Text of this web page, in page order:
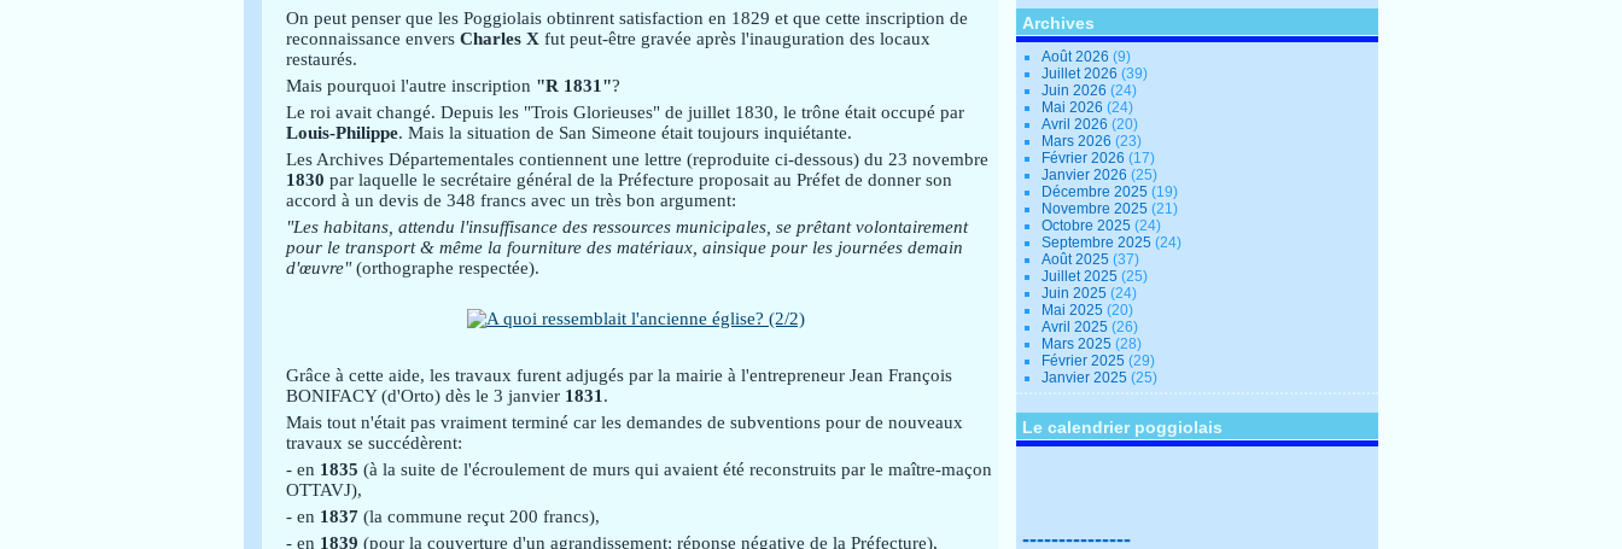
On peut penser que les Poggiolais obtinrent satisfaction en 1829 et que cette inscription de
reconnaissance envers Charles X fut peut-être gravée après l'inauguration des locaux
restaurés.
Mais pourquoi l'autre inscription "R 1831"?
Le roi avait changé. Depuis les "Trois Glorieuses" de juillet 1830, le trône était occupé par
Louis-Philippe. Mais la situation de San Simeone était toujours inquiétante.
Les Archives Départementales contiennent une lettre (reproduite ci-dessous) du 23 novembre
1830 par laquelle le secrétaire général de la Préfecture proposait au Préfet de donner son
accord à un devis de 348 francs avec un très bon argument:
"Les habitans, attendu l'insuffisance des ressources municipales, se prêtant volontairement
pour le transport & même la fourniture des matériaux, ainsique pour les journées demain
d'œuvre"(orthographe respectée).
Grâce à cette aide, les travaux furent adjugés par la mairie à l'entrepreneur Jean François
BONIFACY (d'Orto) dès le 3 janvier 1831 .
Mais tout n'était pas vraiment terminé car les demandes de subventions pour de nouveaux
travaux se succédèrent:
- en 1835 (à la suite de l'écroulement de murs qui avaient été reconstruits par le maître-maçon
OTTAVJ),
- en 1837 (la commune reçut 200 francs),
- en 1839 (pour la couverture d'un agrandissement: réponse négative de la Préfecture),
Archives
Août 2026 (9)
Juillet 2026 (39)
Juin 2026 (24)
Mai 2026 (24)
Avril 2026 (20)
Mars 2026 (23)
Février 2026 (17)
Janvier 2026 (25)
Décembre 2025 (19)
Novembre 2025 (21)
Octobre 2025 (24)
Septembre 2025 (24)
Août 2025 (37)
Juillet 2025 (25)
Juin 2025 (24)
Mai 2025 (20)
Avril 2025 (26)
Mars 2025 (28)
Février 2025 (29)
Janvier 2025 (25)
Le calendrier poggiolais
---------------